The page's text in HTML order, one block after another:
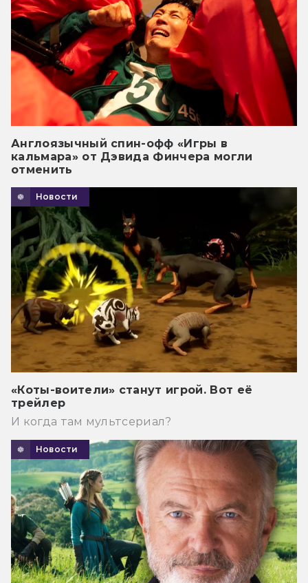
Англоязычный спин-офф «Игры в
кальмара» от Дэвида Финчера могли
отменить
Новости
«Коты-воители» станут игрой. Вот её
трейлер
И когда там мультсериал?
Новости